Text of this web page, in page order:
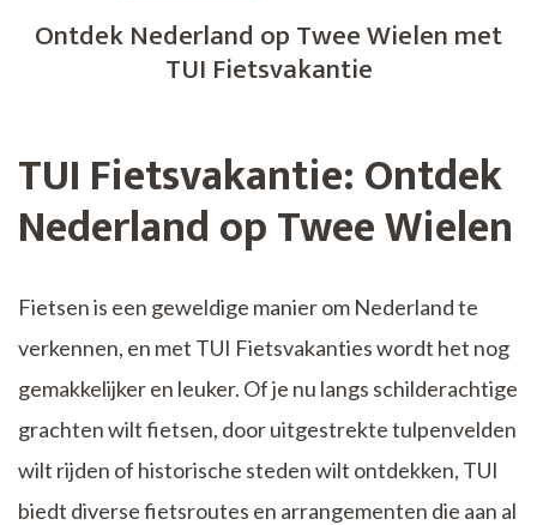
Ontdek Nederland op Twee Wielen met
TUI Fietsvakantie
TUI Fietsvakantie: Ontdek
Nederland op Twee Wielen
Fietsen is een geweldige manier om Nederland te
verkennen, en met TUI Fietsvakanties wordt het nog
gemakkelijker en leuker. Of je nu langs schilderachtige
grachten wilt fietsen, door uitgestrekte tulpenvelden
wilt rijden of historische steden wilt ontdekken, TUI
biedt diverse fietsroutes en arrangementen die aan al